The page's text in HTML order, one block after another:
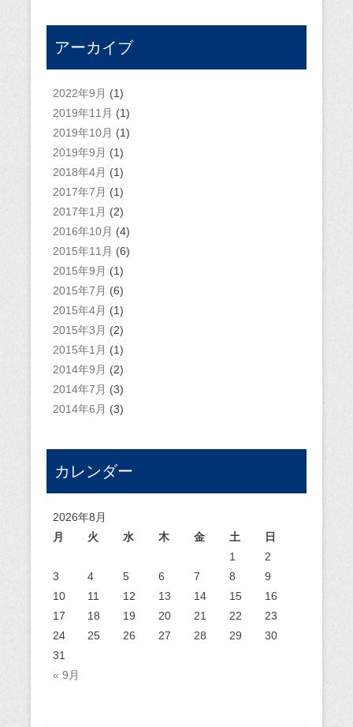
アーカイブ
2022年9月 (1)
2019年11月 (1)
2019年10月 (1)
2019年9月 (1)
2018年4月 (1)
2017年7月 (1)
2017年1月 (2)
2016年10月 (4)
2015年11月 (6)
2015年9月 (1)
2015年7月 (6)
2015年4月 (1)
2015年3月 (2)
2015年1月 (1)
2014年9月 (2)
2014年7月 (3)
2014年6月 (3)
カレンダー
2026年8月
月
火 水 木 金 土 日
« 9月
1
2
3
4 5 6 7 8
9
10
11 12 13 14 15
16
17
18 19 20 21 22
23
24
25 26 27 28 29
30
31